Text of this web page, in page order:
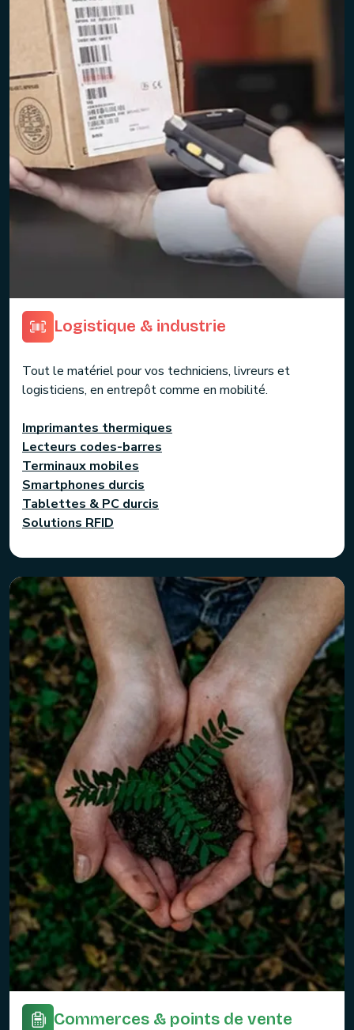
Logistique & industrie
Tout le matériel pour vos techniciens, livreurs et
logisticiens, en entrepôt comme en mobilité.
Imprimantes thermiques
Lecteurs codes-barres
Terminaux mobiles
Smartphones durcis
Tablettes & PC durcis
Solutions RFID
Commerces & points de vente